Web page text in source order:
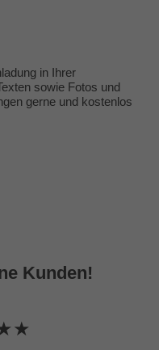
in Ihrer
sowie Fotos und
gerne und kostenlos
Kunden!